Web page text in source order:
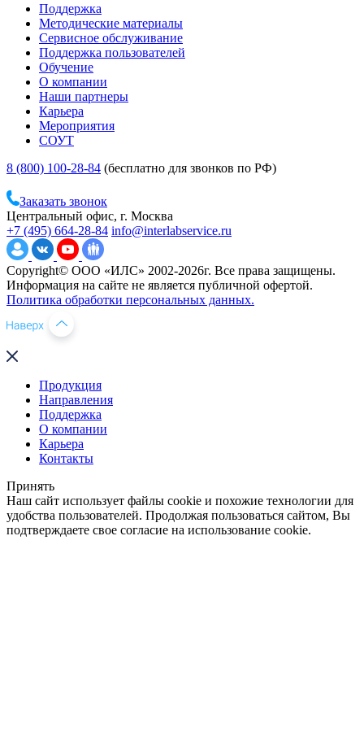
Поддержка
Методические материалы
Сервисное обслуживание
Поддержка пользователей
Обучение
О компании
Наши партнеры
Карьера
Мероприятия
СОУТ
8 (800) 100-28-84 (бесплатно для звонков по РФ)
Заказать звонок
Центральный офис, г. Москва
+7 (495) 664-28-84 info@interlabservice.ru
Copyright© ООО «ИЛС» 2002-2026г. Все права защищены.
Информация на сайте не является публичной офертой.
Политика обработки персональных данных.
Продукция
Направления
Поддержка
О компании
Карьера
Контакты
Принять
Наш сайт использует файлы cookie и похожие технологии для
удобства пользователей. Продолжая пользоваться сайтом, Вы
подтверждаете свое согласие на использование cookie.